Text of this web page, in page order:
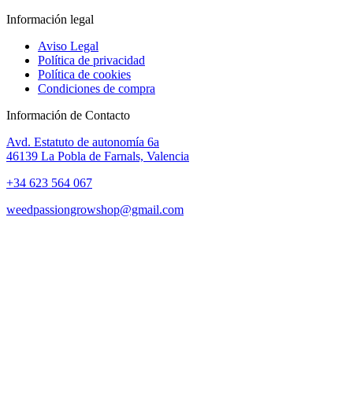
Información legal
Aviso Legal
Política de privacidad
Política de cookies
Condiciones de compra
Información de Contacto
Avd. Estatuto de autonomía 6a
46139 La Pobla de Farnals, Valencia
+34 623 564 067
weedpassiongrowshop@gmail.com